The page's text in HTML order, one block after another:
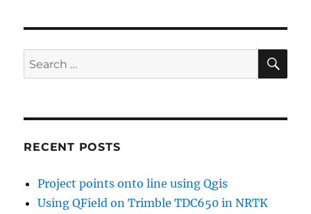
Search
for:
RECENT POSTS
Project points onto line using Qgis
Using QField on Trimble TDC650 in NRTK